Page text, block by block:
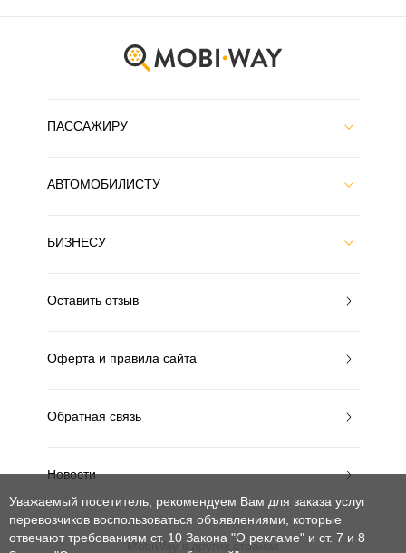
ПАССАЖИРУ
АВТОМОБИЛИСТУ
БИЗНЕСУ
Оставить отзыв
Оферта и правила сайта
Обратная связь
Новости
MobiWay в других странах
Уважаемый посетитель, рекомендуем Вам для заказа услуг
перевозчиков воспользоваться объявлениями, которые
отвечают требованиям ст. 10 Закона "О рекламе" и ст. 7 и 8